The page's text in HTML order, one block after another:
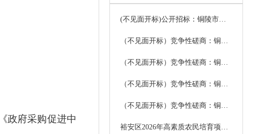
政府采购促进中
(不见面开标)公开招标：铜陵市郊区中小学、公办幼儿园保安服务项目招标公告
（不见面开标）竞争性磋商：铜陵市涌银广场物业服务项目（三次）竞争性磋商公告
（不见面开标）竞争性磋商：铜陵市立医院智慧体检一体化协作平台采购项目竞争性磋商公告
（不见面开标）竞争性磋商：铜陵市第一中学食堂委托经营项目竞争性磋商公告
（不见面开标）竞争性磋商：铜陵市第一中学智慧操场项目（二次）竞争性磋商公告
裕安区2026年高素质农民培育项目竞争性磋商公告